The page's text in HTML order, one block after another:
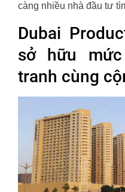
càng nhiều nhà đầu tư
Dubai
sở hữu
tranh cùng